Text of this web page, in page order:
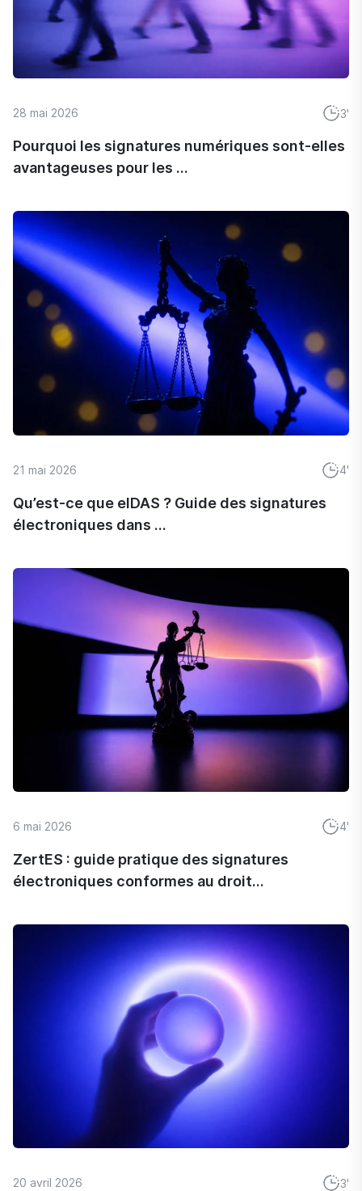
28 mai 2026 3'
Pourquoi les signatures numériques sont-elles
avantageuses pour les ...
21 mai 2026 4'
Qu’est-ce que eIDAS ? Guide des signatures
électroniques dans ...
6 mai 2026 4'
ZertES : guide pratique des signatures
électroniques conformes au droit...
20 avril 2026 3'